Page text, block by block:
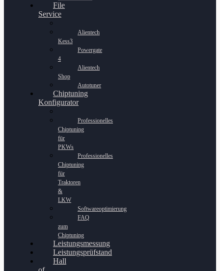
File
Service
Alientech
Kess3
Powergate
4
Alientech
Shop
Autotuner
Chiptuning
Konfigurator
Professionelles
Chiptuning
für
PKWs
Professionelles
Chiptuning
für
Traktoren
&
LKW
Softwareoptimierung
FAQ
zum
Chiptuning
Leistungsmessung
Leistungsprüfstand
Hall